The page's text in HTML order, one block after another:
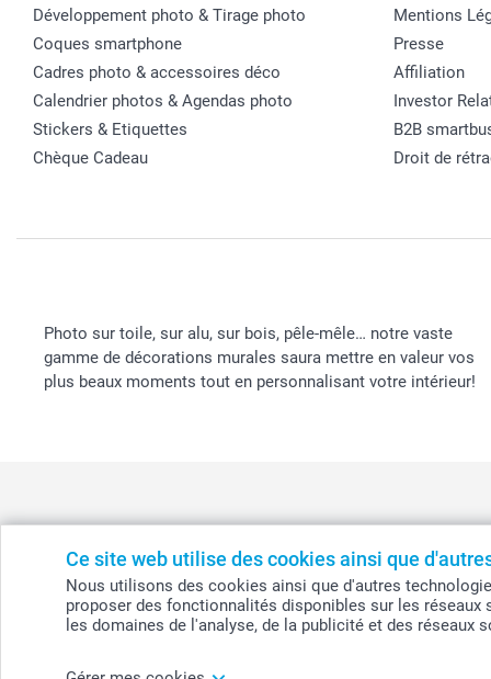
Ce site web utilise des cookies ainsi que
Nous utilisons des cookies ainsi que d'autres
proposer des fonctionnalités disponibles sur les
les domaines de l'analyse, de la publicité et des
Développement photo & Tirage photo
Coques smartphone
Cadres photo & accessoires déco
Calendrier photos & Agendas photo
Stickers & Etiquettes
Chèque Cadeau
Mentions
Presse
Affiliation
Investor
B2B
Droit de
Photo sur toile, sur alu, sur bois, pêle-mêle… notre vaste
gamme de décorations murales saura mettre en valeur vos
plus beaux moments tout en personnalisant votre intérieur!
België - Belgique - Danmark - Deutschland - France -